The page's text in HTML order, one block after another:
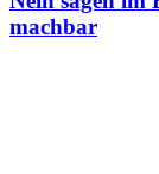
machbar